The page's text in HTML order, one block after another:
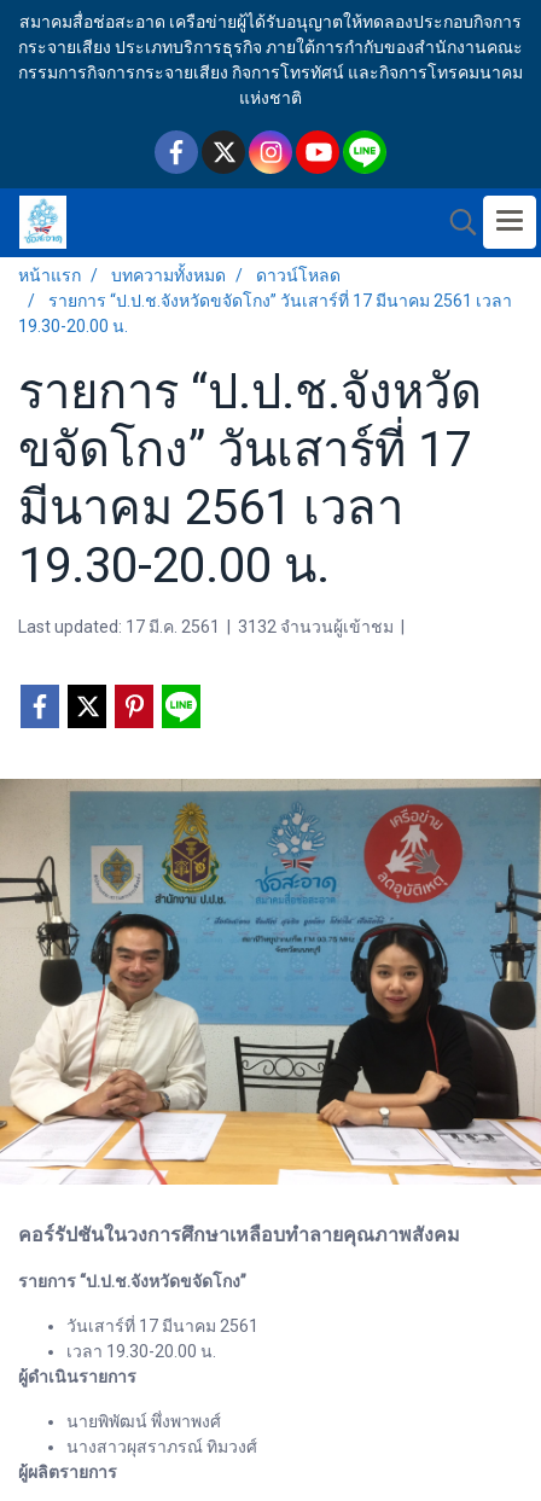
สมาคมสื่อช่อสะอาด เครือข่ายผู้ได้รับอนุญาตให้ทดลองประกอบกิจการ
กระจายเสียง ประเภทบริการธุรกิจ ภายใต้การกำกับของสำนักงานคณะ
กรรมการกิจการกระจายเสียง กิจการโทรทัศน์ และกิจการโทรคมนาคม
แห่งชาติ
หน้าแรก บทความทั้งหมด
ดาวน์โหลด
รายการ “ป.ป.ช.จังหวัดขจัดโกง” วันเสาร์ที่ 17 มีนาคม 2561 เวลา
19.30-20.00 น.
รายการ “ป.ป.ช.จังหวัด
ขจัดโกง” วันเสาร์ที่ 17
มีนาคม 2561 เวลา
19.30-20.00 น.
Last updated: 17 มี.ค. 2561 3132 จำนวนผู้เข้าชม
คอร์รัปชันในวงการศึกษาเหลือบทำลายคุณภาพสังคม
รายการ “ป.ป.ช.จังหวัดขจัดโกง”
วันเสาร์ที่ 17 มีนาคม 2561
เวลา 19.30-20.00 น.
ผู้ดำเนินรายการ
นายพิพัฒน์ พึ่งพาพงศ์
นางสาวผุสราภรณ์ ทิมวงศ์
ผู้ผลิตรายการ